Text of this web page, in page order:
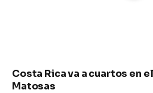
Costa Rica va a cuartos en
Matosas